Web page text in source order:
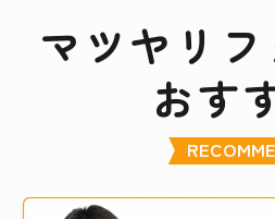
マツヤリ
おす